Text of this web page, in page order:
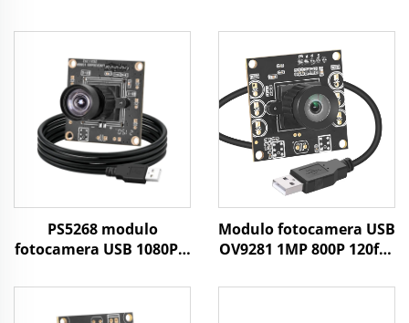
PS5268 modulo
fotocamera USB 1080P a
0,003Lux WDR 86dB
sensore CMOS 2MP mini
Modulo fotocamera USB
OV9281 1MP 800P 120fps
driver gratuito,